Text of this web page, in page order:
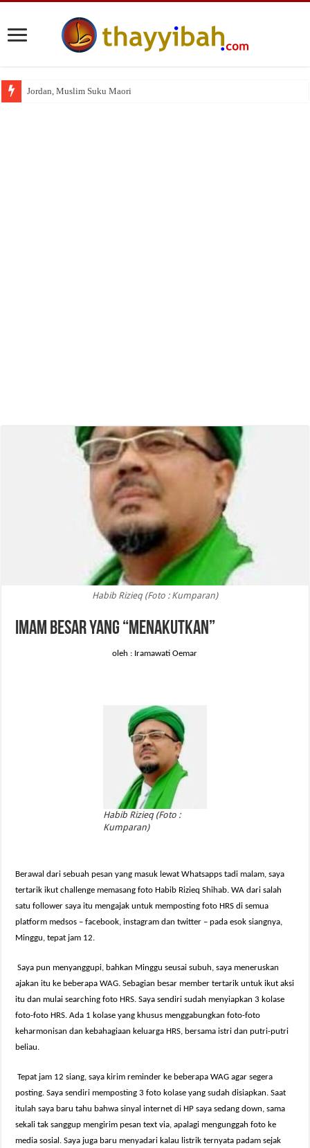
Jordan, Muslim Suku Maori
Habib Rizieq (Foto : Kumparan)
Imam Besar yang “Menakutkan”
oleh : Iramawati Oemar
Habib Rizieq (Foto :
Kumparan)
Berawal dari sebuah pesan yang masuk lewat Whatsapps tadi malam, saya
tertarik ikut challenge memasang foto Habib Rizieq Shihab. WA dari salah
satu follower saya itu mengajak untuk memposting foto HRS di semua
platform medsos – facebook, instagram dan twitter – pada esok siangnya,
Minggu, tepat jam 12.
Saya pun menyanggupi, bahkan Minggu seusai subuh, saya meneruskan
ajakan itu ke beberapa WAG. Sebagian besar member tertarik untuk ikut aksi
itu dan mulai searching foto HRS. Saya sendiri sudah menyiapkan 3 kolase
foto-foto HRS. Ada 1 kolase yang khusus menggabungkan foto-foto
keharmonisan dan kebahagiaan keluarga HRS, bersama istri dan putri-putri
beliau.
Tepat jam 12 siang, saya kirim reminder ke beberapa WAG agar segera
posting. Saya sendiri memposting 3 foto kolase yang sudah disiapkan. Saat
itulah saya baru tahu bahwa sinyal internet di HP saya sedang down, sama
sekali tak sanggup mengirim pesan text via, apalagi mengunggah foto ke
media sosial. Saya juga baru menyadari kalau listrik ternyata padam sejak